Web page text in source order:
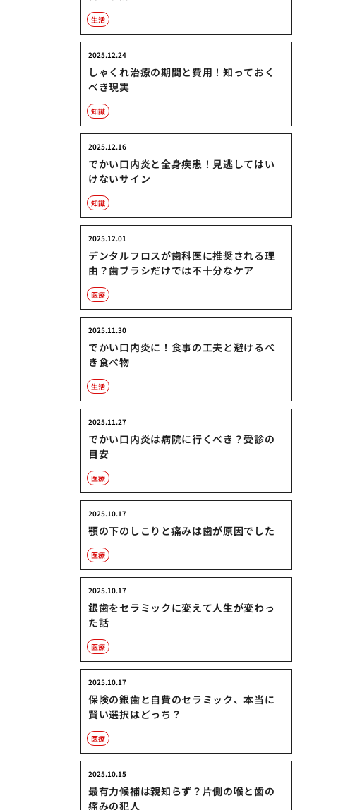
生活
しゃくれ治療の期間と費用！知っておく
べき現実
2025.12.24
知識
でかい口内炎と全身疾患！見逃してはい
けないサイン
2025.12.16
知識
デンタルフロスが歯科医に推奨される理
由？歯ブラシだけでは不十分なケア
2025.12.01
医療
でかい口内炎に！食事の工夫と避けるべ
き食べ物
2025.11.30
生活
でかい口内炎は病院に行くべき？受診の
目安
2025.11.27
医療
顎の下のしこりと痛みは歯が原因でした
2025.10.17
医療
銀歯をセラミックに変えて人生が変わっ
た話
2025.10.17
医療
保険の銀歯と自費のセラミック、本当に
賢い選択はどっち？
2025.10.17
医療
最有力候補は親知らず？片側の喉と歯の
痛みの犯人
2025.10.15